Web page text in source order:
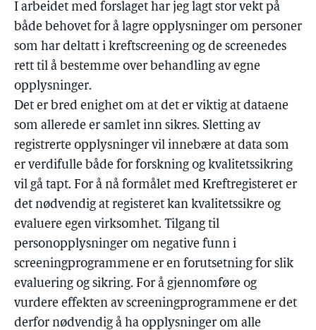
I arbeidet med forslaget har jeg lagt stor vekt på
både behovet for å lagre opplysninger om personer
som har deltatt i kreftscreening og de screenedes
rett til å bestemme over behandling av egne
opplysninger.
Det er bred enighet om at det er viktig at dataene
som allerede er samlet inn sikres. Sletting av
registrerte opplysninger vil innebære at data som
er verdifulle både for forskning og kvalitetssikring
vil gå tapt. For å nå formålet med Kreftregisteret er
det nødvendig at registeret kan kvalitetssikre og
evaluere egen virksomhet. Tilgang til
personopplysninger om negative funn i
screeningprogrammene er en forutsetning for slik
evaluering og sikring. For å gjennomføre og
vurdere effekten av screeningprogrammene er det
derfor nødvendig å ha opplysninger om alle